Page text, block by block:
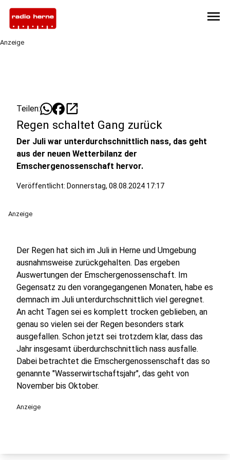
menu
Anzeige
Teilen: open_in_new
Regen schaltet Gang zurück
Der Juli war unterdurchschnittlich nass, das geht
aus der neuen Wetterbilanz der
Emschergenossenschaft hervor.
Veröffentlicht: Donnerstag, 08.08.2024 17:17
Anzeige
Der Regen hat sich im Juli in Herne und Umgebung
ausnahmsweise zurückgehalten. Das ergeben
Auswertungen der Emschergenossenschaft. Im
Gegensatz zu den vorangegangenen Monaten, habe es
demnach im Juli unterdurchschnittlich viel geregnet.
An acht Tagen sei es komplett trocken geblieben, an
genau so vielen sei der Regen besonders stark
ausgefallen. Schon jetzt sei trotzdem klar, dass das
Jahr insgesamt überdurchschnittlich nass ausfalle.
Dabei betrachtet die Emschergenossenschaft das so
genannte "Wasserwirtschaftsjahr", das geht von
November bis Oktober.
Anzeige